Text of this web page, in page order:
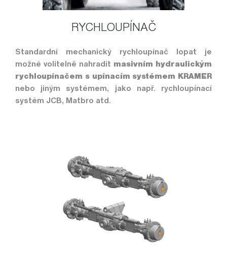
RYCHLOUPÍNAČ
Standardní mechanický rychloupínač lopat je
možné volitelně nahradit masivním hydraulickým
rychloupínačem s upínacím systémem KRAMER
nebo jiným systémem, jako např. rychloupínací
systém JCB, Matbro atd.